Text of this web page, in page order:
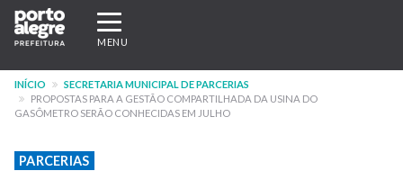
Pular
para
conteúdo
principal
Expandir/recolher
navegação
MENU
INÍCIO
SECRETARIA MUNICIPAL DE PARCERIAS
PROPOSTAS PARA A GESTÃO COMPARTILHADA DA USINA DO
GASÔMETRO SERÃO CONHECIDAS EM JULHO
PARCERIAS